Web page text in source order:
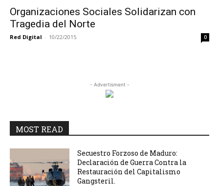
Organizaciones Sociales Solidarizan con
Tragedia del Norte
Red Digital - 10/22/2015 0
- Advertisment -
MOST READ
Secuestro Forzoso de Maduro:
Declaración de Guerra Contra la
Restauración del Capitalismo
Gangsteril.